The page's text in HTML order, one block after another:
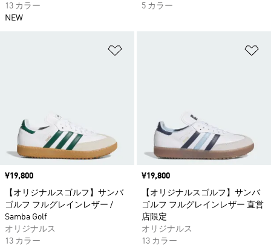
13 カラー
NEW
5 カラー
価格
¥19,800
【オリジナルスゴルフ】サンバ
ゴルフ フルグレインレザー /
Samba Golf
オリジナルス
13 カラー
価格
¥19,800
【オリジナルスゴルフ】サンバ
ゴルフ フルグレインレザー 直営
店限定
オリジナルス
13 カラー